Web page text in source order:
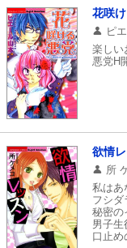
花咲
ピ
楽しい
悪党H
欲情
所
私はあ
フシダ
秘密
男子生
口止